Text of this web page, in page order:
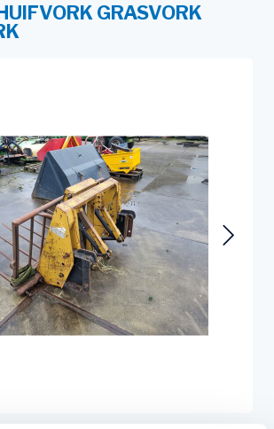
GRASVORK